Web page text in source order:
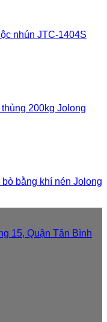
nhún JTC-1404S
200kg Jolong
bằng khí nén Jolong
15, Quận Tân Bình